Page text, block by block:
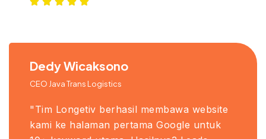
Dedy Wicaksono
CEO Java Trans Logistics
"Tim Longetiv berhasil membawa website
kami ke halaman pertama Google untuk